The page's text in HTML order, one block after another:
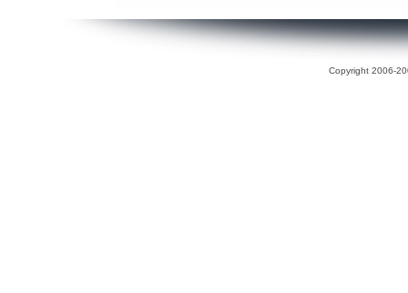
Copyright 2006-